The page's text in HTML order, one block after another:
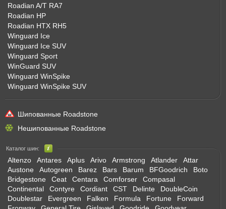
Roadian A/T RA7
Roadian HP
Roadian HTX RH5
Winguard Ice
Winguard Ice SUV
Winguard Sport
WinGuard SUV
Winguard WinSpike
Winguard WinSpike SUV
Шипованные Roadstone
Нешипованные Roadstone
Каталог шин:
Altenzo Antares Aplus Arivo Armstrong Atlander
Attar
Austone
Autogreen Barez Bars Barum BFGoodrich
Boto
Bridgestone
Ceat Centara Comforser
Compasal
Continental
Contyre Cordiant CST Delinte
DoubleCoin
Doublestar
Evergreen Falken Formula Fortune
Forward